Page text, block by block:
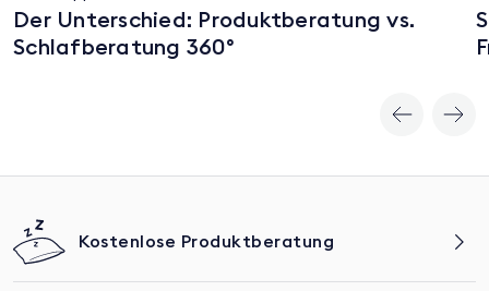
Der Unterschied: Produktberatung vs.
Schlafberatung 360°
Kostenlose Produktberatung